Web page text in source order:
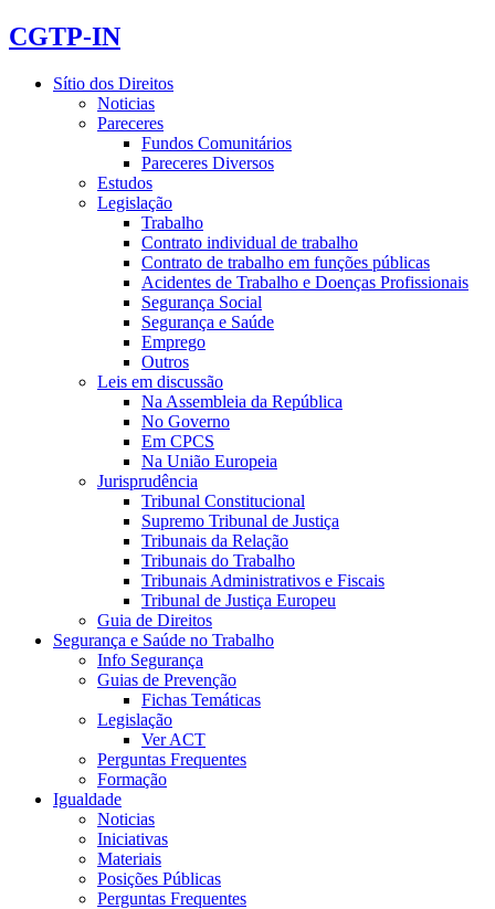
CGTP-IN
Sítio dos Direitos
Noticias
Pareceres
Fundos Comunitários
Pareceres Diversos
Estudos
Legislação
Trabalho
Contrato individual de trabalho
Contrato de trabalho em funções públicas
Acidentes de Trabalho e Doenças Profissionais
Segurança Social
Segurança e Saúde
Emprego
Outros
Leis em discussão
Na Assembleia da República
No Governo
Em CPCS
Na União Europeia
Jurisprudência
Tribunal Constitucional
Supremo Tribunal de Justiça
Tribunais da Relação
Tribunais do Trabalho
Tribunais Administrativos e Fiscais
Tribunal de Justiça Europeu
Guia de Direitos
Segurança e Saúde no Trabalho
Info Segurança
Guias de Prevenção
Fichas Temáticas
Legislação
Ver ACT
Perguntas Frequentes
Formação
Igualdade
Noticias
Iniciativas
Materiais
Posições Públicas
Perguntas Frequentes